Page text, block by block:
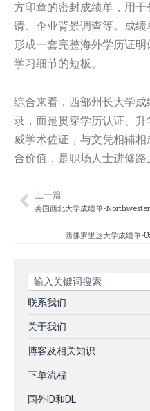
方印章的密封成绩单，用
请、企业背景调查等。成
形成一套完整海外学历证
学习细节的短板。
综合来看，西部州长大学
录，而是贯穿学历认证、
威学术佐证，与文凭相辅
合价值，是职场人士进修路
Prev
上一篇
美国西北大学成绩单-
西佛罗里达大学成绩单
Search
联系我们
关于我们
博客及相关知识
下单流程
国外ID和DL